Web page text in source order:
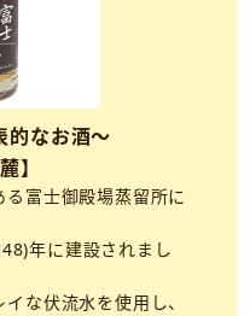
的なお酒～
】
富士御殿場蒸留所に
年に建設されまし
な伏流水を使用し、